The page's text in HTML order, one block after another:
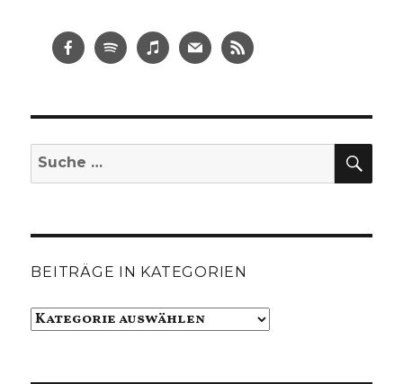
Suche
nach:
BEITRÄGE IN KATEGORIEN
Beiträge